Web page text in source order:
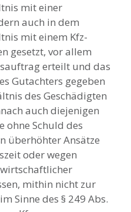
mit einer
auch in dem
mit einem Kfz-
gesetzt, vor allem
erteilt und das
Gutachters gegeben
des Geschädigten
auch diejenigen
ohne Schuld des
überhöhter Ansätze
oder wegen
mithin nicht zur
Sinne des § 249 Abs.